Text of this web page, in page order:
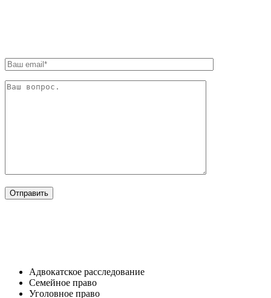
Адвокатское расследование
Семейное право​
Уголовное право​